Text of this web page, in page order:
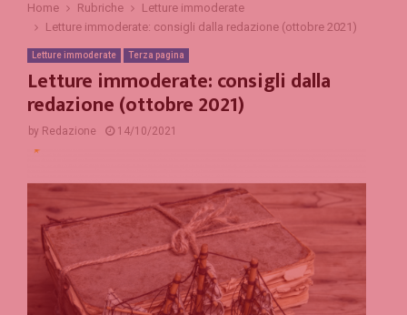
Home Rubriche
Letture immoderate
Letture immoderate: consigli dalla redazione (ottobre 2021)
Letture immoderate Terza pagina
Letture immoderate: consigli dalla
redazione (ottobre 2021)
by Redazione 14/10/2021